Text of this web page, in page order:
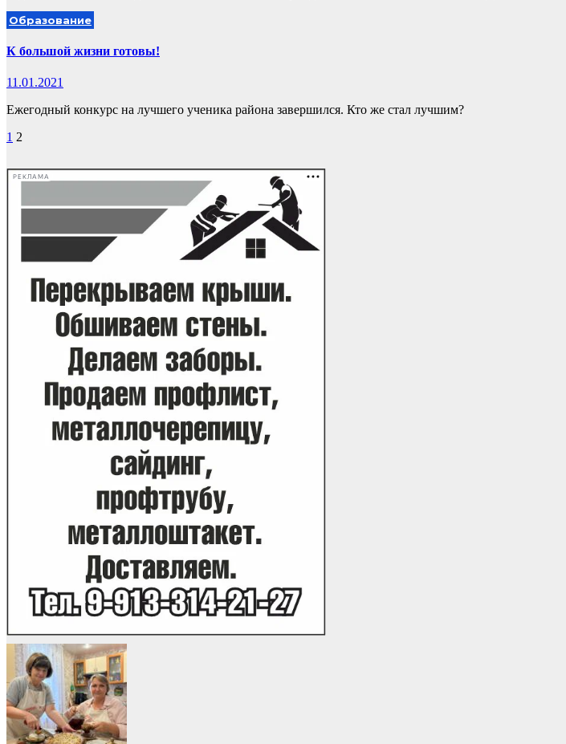
Образование
К большой жизни готовы!
11.01.2021
Ежегодный конкурс на лучшего ученика района завершился. Кто же стал лучшим?
Пагинация
1 2
РЕКЛАМА